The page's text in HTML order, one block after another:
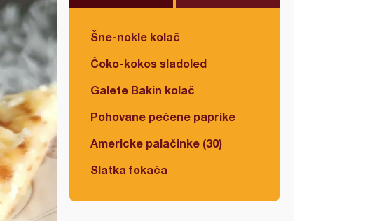
Šne-nokle kolač
Čoko-kokos sladoled
Galete Bakin kolač
Pohovane pečene paprike
Americke palačinke (30)
Slatka fokača